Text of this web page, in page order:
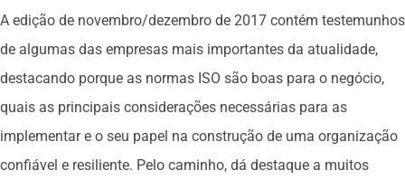
A edição de novembro/dezembro de 2017 contém testemunhos
de algumas das empresas mais importantes da atualidade,
destacando porque as normas ISO são boas para o negócio,
quais as principais considerações necessárias para as
implementar e o seu papel na construção de uma organização
confiável e resiliente. Pelo caminho, dá destaque a muitos